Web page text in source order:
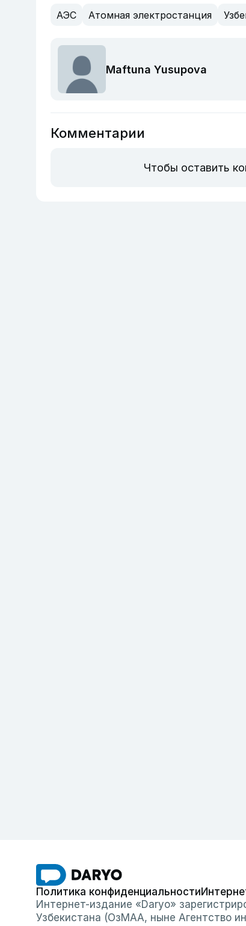
АЭС Атомная электростанция
Maftuna Yusupova
Комментарии
Чтобы оставить
Политика конфиденциальности
Интернет-издание «Daryo»
Узбекистана (ОзМАА, ныне Агентство